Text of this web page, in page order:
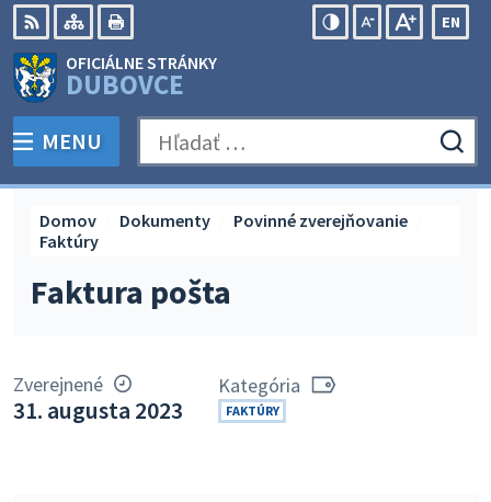
Preskočiť
na
obsah
RSS Mapa
EN
OFICIÁLNE STRÁNKY
DUBOVCE
PREPNÚŤ
MENU Hľadať:
Faktura pošta
Domov Dokumenty
Povinné zverejňovanie
Faktúry
Zverejnené
31. augusta 2023
Kategória
FAKTÚRY